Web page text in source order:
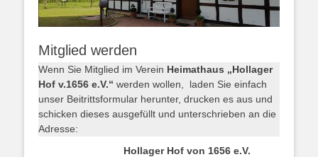
Mitglied werden
Wenn Sie Mitglied im Verein Heimathaus „Hollager
Hof v.1656 e.V.“ werden wollen, laden Sie einfach
unser Beitrittsformular herunter, drucken es aus und
schicken dieses ausgefüllt und unterschrieben an die
Adresse:
Hollager Hof von 1656 e.V.